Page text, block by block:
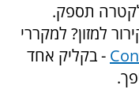
תספק.
למזון? למקררי
- בקליק אחד